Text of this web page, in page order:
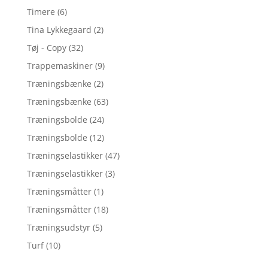
Timere (6)
Tina Lykkegaard (2)
Tøj - Copy (32)
Trappemaskiner (9)
Træningsbænke (2)
Træningsbænke (63)
Træningsbolde (24)
Træningsbolde (12)
Træningselastikker (47)
Træningselastikker (3)
Træningsmåtter (1)
Træningsmåtter (18)
Træningsudstyr (5)
Turf (10)